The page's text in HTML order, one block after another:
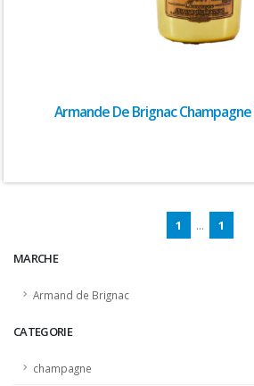
MARCHE
Armand de Brignac
CATEGORIE
champagne
Armande De Brignac
1 ... 1